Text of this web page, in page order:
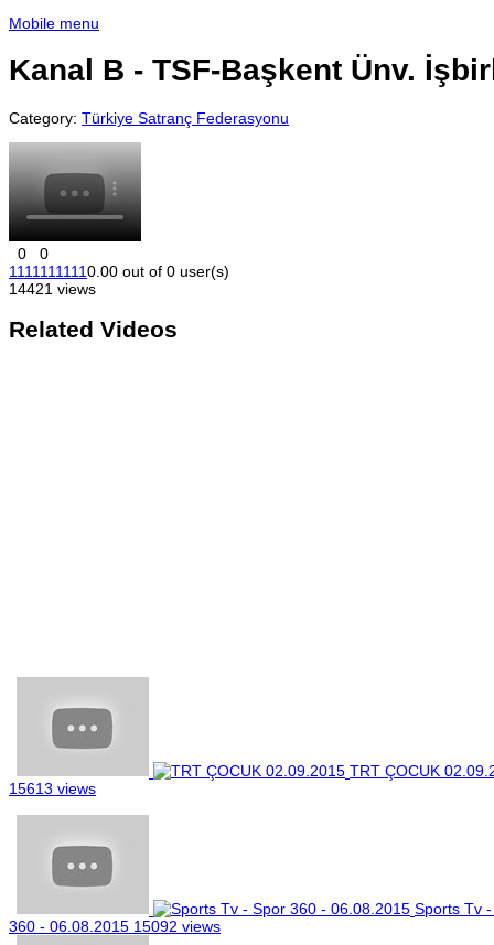
Mobile menu
Kanal B - TSF-Başkent Ünv.
Category: Türkiye Satranç Federasyonu
0
0
11111111110.00 out of 0 user(s)
14421 views
Related Videos
TRT ÇOCUK
15613 views
Sports Tv
360 - 06.08.2015 15092 views